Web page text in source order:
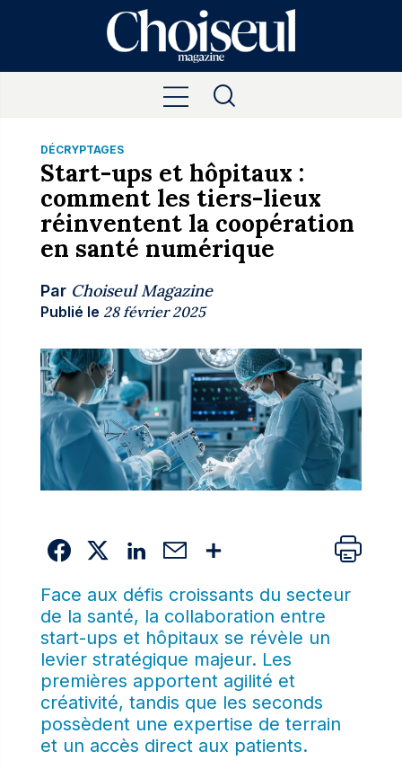
DÉCRYPTAGES
Start-ups et hôpitaux :
comment les tiers-lieux
réinventent la coopération
en santé numérique
Par Choiseul Magazine
Publié le 28 février 2025
Face aux défis croissants du secteur
de la santé, la collaboration entre
start-ups et hôpitaux se révèle un
levier stratégique majeur. Les
premières apportent agilité et
créativité, tandis que les seconds
possèdent une expertise de terrain
et un accès direct aux patients.